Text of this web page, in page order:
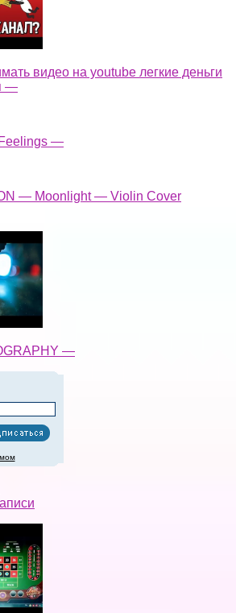
видео на youtube легкие деньги
—
—
— Moonlight — Violin Cover
—